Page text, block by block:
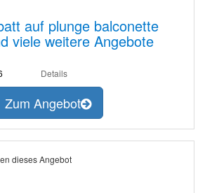
auf plunge balconette
viele weitere Angebote
Details
Zum Angebot
dieses Angebot